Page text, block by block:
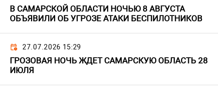
В САМАРСКОЙ ОБЛАСТИ НОЧЬЮ 8 АВГУСТА
ОБЪЯВИЛИ ОБ УГРОЗЕ АТАКИ БЕСПИЛОТНИКОВ
27.07.2026 15:29
ГРОЗОВАЯ НОЧЬ ЖДЕТ САМАРСКУЮ ОБЛАСТЬ 28
ИЮЛЯ